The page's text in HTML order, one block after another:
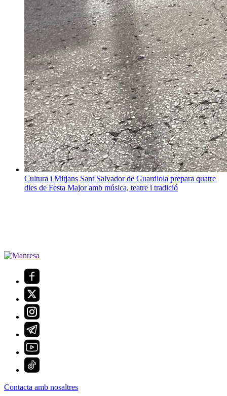
Cultura i Mitjans Sant Salvador de Guardiola prepara quatre
dies de Festa Major amb música, teatre i tradició
Contacta amb nosaltres